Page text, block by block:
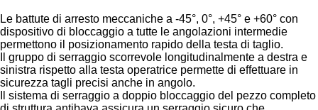
Le battute di arresto meccaniche a -45°, 0°, +45° e +60° con
dispositivo di bloccaggio a tutte le angolazioni intermedie
permettono il posizionamento rapido della testa di taglio.
Il gruppo di serraggio scorrevole longitudinalmente a destra e
sinistra rispetto alla testa operatrice permette di effettuare in
sicurezza tagli precisi anche in angolo.
Il sistema di serraggio a doppio bloccaggio del pezzo completo